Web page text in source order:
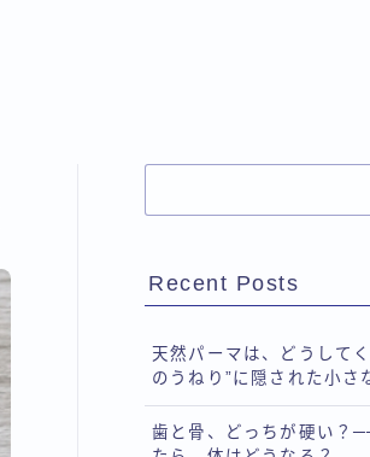
Recent Posts
天然パーマは、どうして
のうねり”に隠された小さ
歯と骨、どっちが硬い？